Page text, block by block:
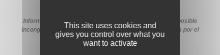
Información extraída de la web de la ayuda. En caso de posible
incongruencia, prevalecerá la información proporcionada por el
organismo financiador en sus medios oficiales.
This site uses cookies and
gives you control over what you
want to activate